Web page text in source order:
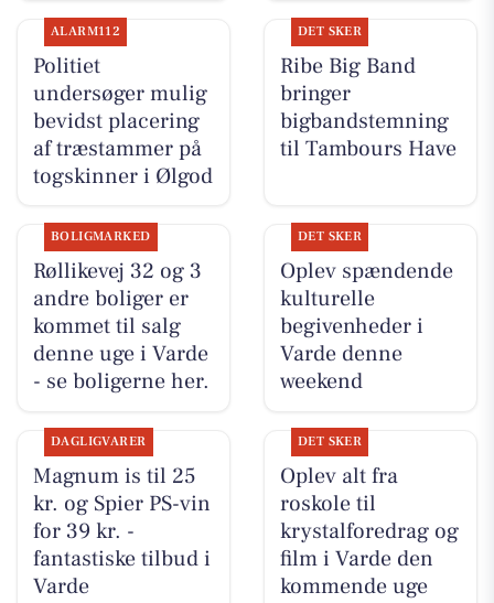
ALARM112
Politiet
undersøger mulig
bevidst placering
af træstammer på
togskinner i Ølgod
DET SKER
Ribe Big Band
bringer
bigbandstemning
til Tambours Have
BOLIGMARKED
Røllikevej 32 og 3
andre boliger er
kommet til salg
denne uge i Varde
- se boligerne her.
DET SKER
Oplev spændende
kulturelle
begivenheder i
Varde denne
weekend
DAGLIGVARER
Magnum is til 25
kr. og Spier PS-vin
for 39 kr. -
fantastiske tilbud i
Varde
DET SKER
Oplev alt fra
roskole til
krystalforedrag og
film i Varde den
kommende uge